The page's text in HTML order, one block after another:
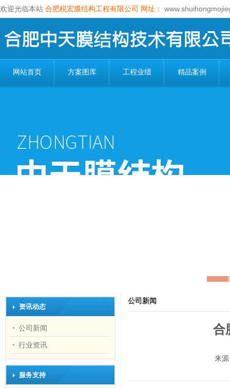
欢迎光临本站 合肥税宏膜结构工程有限公司 网址：
网站首页 方案图库 工程业绩 精品案例
资讯动态
公司新闻
行业资讯
服务支持
公司新闻
合
来